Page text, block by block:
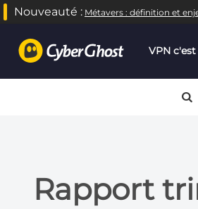
Nouveauté : Métavers : définition et
VPN
Rapport